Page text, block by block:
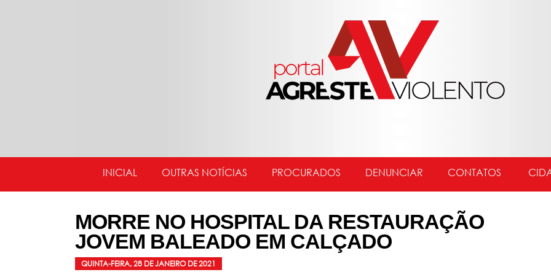
INICIAL OUTRAS NOTÍCIAS PROCURADOS DENUNCIAR CONTATOS
MORRE NO HOSPITAL DA RESTAURAÇÃO
JOVEM BALEADO EM CALÇADO
QUINTA-FEIRA, 28 DE JANEIRO DE 2021